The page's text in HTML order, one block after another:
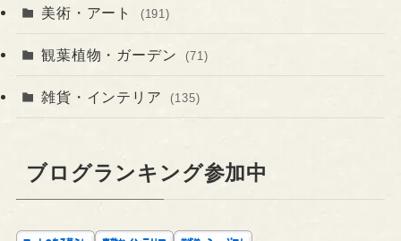
美術・アート (191)
観葉植物・ガーデン (71)
雑貨・インテリア (135)
ブログランキング参加中